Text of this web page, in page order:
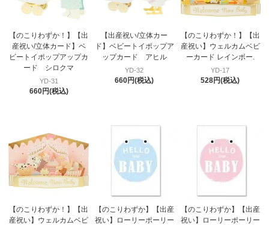
【のこりわずか！】【出
産祝い/立体カード】ベ
ビートイポップアップカ
ード シロクマ
YD-31
660円(税込)
【出産祝い/立体カー
ド】ベビートイポップア
ップカード アヒル
YD-32
660円(税込)
【のこりわずか！】【出
産祝い】ウェルカムベビ
ーカード レインボー.
YD-17
528円(税込)
【のこりわずか！】【出
産祝い】ウェルカムベビ
【のこりわずか】【出産
祝い】ローリーポーリー
【のこりわずか】【出産
祝い】ローリーポーリー